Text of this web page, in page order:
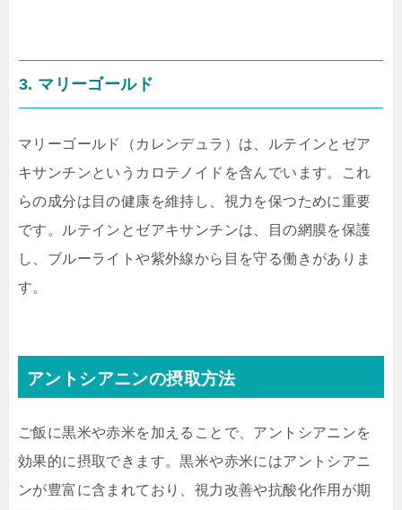
3. マリーゴールド
マリーゴールド（カレンデュラ）は、ルテインとゼア
キサンチンというカロテノイドを含んでいます。これ
らの成分は目の健康を維持し、視力を保つために重要
です。ルテインとゼアキサンチンは、目の網膜を保護
し、ブルーライトや紫外線から目を守る働きがありま
す。
アントシアニンの摂取方法
ご飯に黒米や赤米を加えることで、アントシアニンを
効果的に摂取できます。黒米や赤米にはアントシアニ
ンが豊富に含まれており、視力改善や抗酸化作用が期